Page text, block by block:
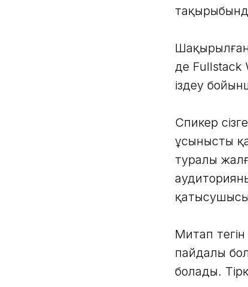
Шақырылған
де Fullstack
іздеу
Спикер
ұсынысты
туралы
Митап тегін
пайдалы
болады.